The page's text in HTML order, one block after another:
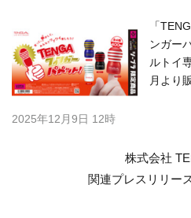
「
ンガー
ルトイ
月より
2025年12月9日 12時
株式会社
関連プレスリリー